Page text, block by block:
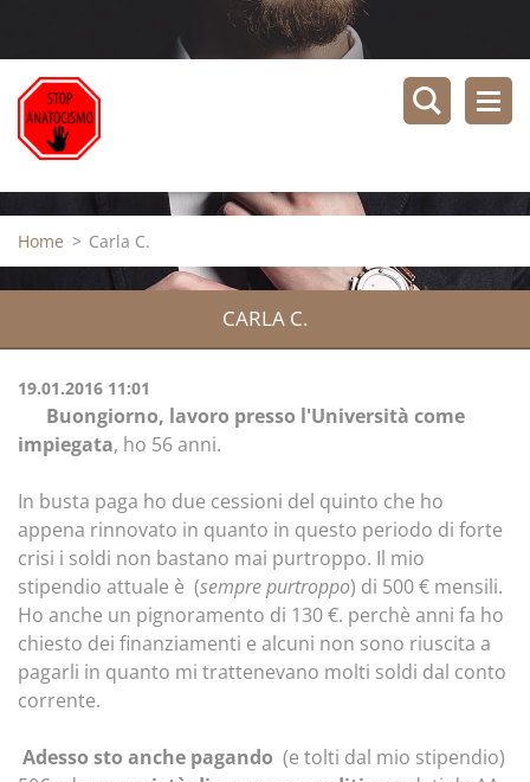
Home > Carla C.
CARLA C.
19.01.2016 11:01
Buongiorno, lavoro presso l'Università come
impiegata, ho 56 anni.
In busta paga ho due cessioni del quinto che ho
appena rinnovato in quanto in questo periodo di forte
crisi i soldi non bastano mai purtroppo. Il mio
stipendio attuale è (sempre purtroppo) di 500 € mensili.
Ho anche un pignoramento di 130 €. perchè anni fa ho
chiesto dei finanziamenti e alcuni non sono riuscita a
pagarli in quanto mi trattenevano molti soldi dal conto
corrente.
Adesso sto anche pagando (e tolti dal mio stipendio)